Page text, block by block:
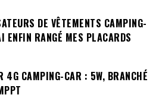
DE VÊTEMENTS CAMPING-
ENFIN RANGÉ MES PLACARDS
4G CAMPING-CAR : 5W, BRANCHÉ